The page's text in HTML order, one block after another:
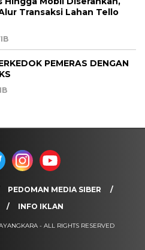
Transaksi Lahan Tello
PEMERAS DENGAN
PEDOMAN MEDIA SIBER
INFO IKLAN
- ALL RIGHTS RESERVED